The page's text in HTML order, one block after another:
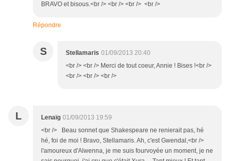
BRAVO et bisous.<br /> <br /> <br /> <br />
Répondre
S Stellamaris 01/09/2013 20:40
<br /> <br /> Merci de tout coeur, Annie ! Bises !<br />
<br /> <br /> <br />
L Lenaïg 01/09/2013 19:59
<br /> Beau sonnet que Shakespeare ne renierait pas, hé
hé, foi de moi ! Bravo, Stellamaris. Ah, c'est Gwendal,<br />
l'amoureux d'Alwenna, je me suis fourvoyée un moment, je ne